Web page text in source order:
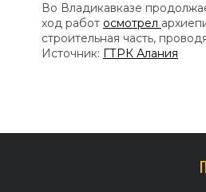
Во Владикавказе
ход работ осмотрел
строительная часть,
Источник: ГТРК Алания